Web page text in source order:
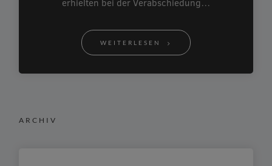
erhielten bei der Verabschiedung…
WEITERLESEN
ARCHIV